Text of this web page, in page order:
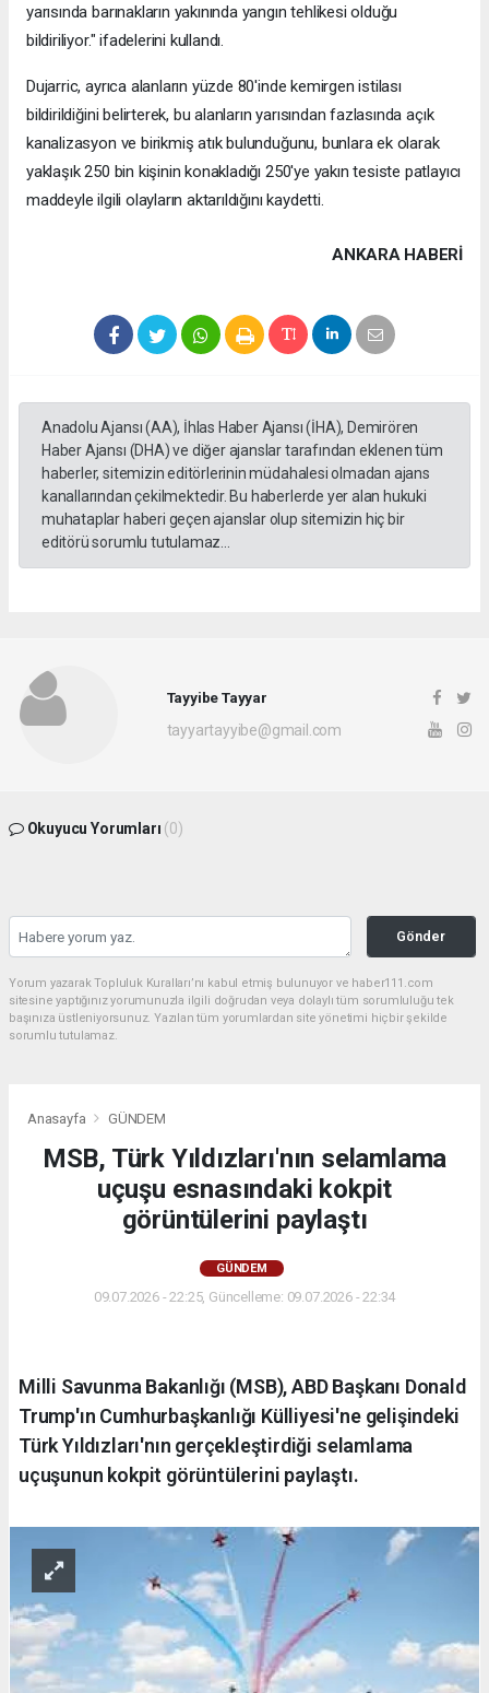
yarısında barınakların yakınında yangın tehlikesi olduğu
bildiriliyor." ifadelerini kullandı.
Dujarric, ayrıca alanların yüzde 80'inde kemirgen istilası
bildirildiğini belirterek, bu alanların yarısından fazlasında açık
kanalizasyon ve birikmiş atık bulunduğunu, bunlara ek olarak
yaklaşık 250 bin kişinin konakladığı 250'ye yakın tesiste patlayıcı
maddeyle ilgili olayların aktarıldığını kaydetti.
ANKARA HABERİ
Anadolu Ajansı (AA), İhlas Haber Ajansı (İHA), Demirören
Haber Ajansı (DHA) ve diğer ajanslar tarafından eklenen tüm
haberler, sitemizin editörlerinin müdahalesi olmadan ajans
kanallarından çekilmektedir. Bu haberlerde yer alan hukuki
muhataplar haberi geçen ajanslar olup sitemizin hiç bir
editörü sorumlu tutulamaz...
Tayyibe Tayyar
tayyartayyibe@gmail.com
Okuyucu Yorumları (0)
Gönder
Yorum yazarak Topluluk Kuralları’nı kabul etmiş bulunuyor ve haber111.com
sitesine yaptığınız yorumunuzla ilgili doğrudan veya dolaylı tüm sorumluluğu tek
başınıza üstleniyorsunuz. Yazılan tüm yorumlardan site yönetimi hiçbir şekilde
sorumlu tutulamaz.
Anasayfa GÜNDEM
MSB, Türk Yıldızları'nın selamlama
uçuşu esnasındaki kokpit
görüntülerini paylaştı
GÜNDEM
09.07.2026 - 22:25, Güncelleme: 09.07.2026 - 22:34
Milli Savunma Bakanlığı (MSB), ABD Başkanı Donald
Trump'ın Cumhurbaşkanlığı Külliyesi'ne gelişindeki
Türk Yıldızları'nın gerçekleştirdiği selamlama
uçuşunun kokpit görüntülerini paylaştı.